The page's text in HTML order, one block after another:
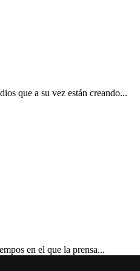
que a su vez están creando...
en el que la prensa...